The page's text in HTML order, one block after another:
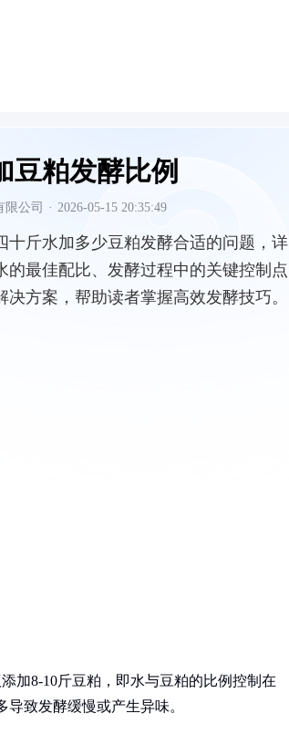
豆粕发酵比例
公司 · 2026-05-15 20:35:49
十斤水加多少豆粕发酵合适的问题，详
的最佳配比、发酵过程中的关键控制点
决方案，帮助读者掌握高效发酵技巧。
加8-10斤豆粕，即水与豆粕的比例控制在
致发酵缓慢或产生异味。